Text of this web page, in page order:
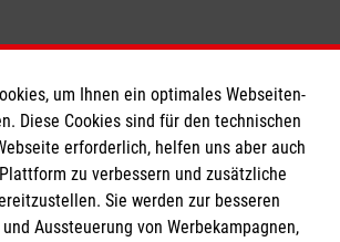
um Ihnen ein optimales Webseiten-
Diese Cookies sind für den technischen
erforderlich, helfen uns aber auch
zu verbessern und zusätzliche
Sie werden zur besseren
Aussteuerung von Werbekampagnen,